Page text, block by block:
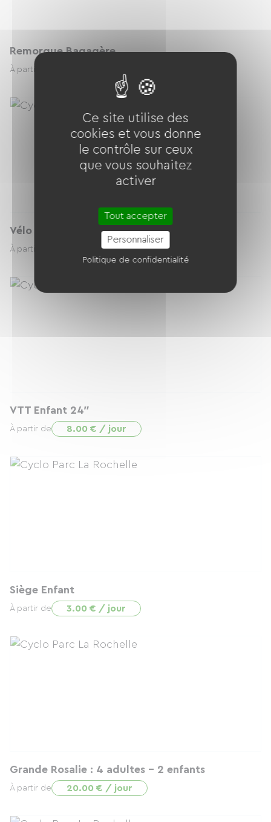
Remorque Bagagère
À partir de
Vélo Suiveur
À partir de 6.00 € / jour
VTT Enfant 24″
À partir de 8.00 € / jour
Siège Enfant
À partir de 3.00 € / jour
Grande Rosalie : 4 adultes – 2 enfants
À partir de 20.00 € / jour
Ce site utilise des
cookies et vous donne
le contrôle sur ceux
que vous souhaitez
activer
Tout accepter
Personnaliser
Politique de confidentialité